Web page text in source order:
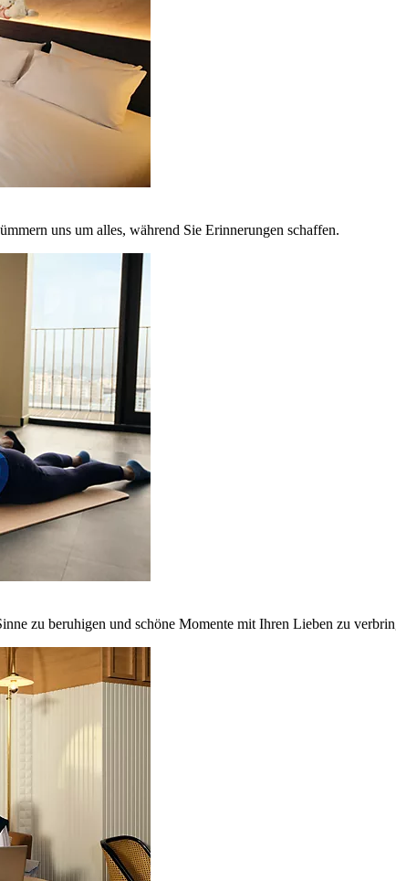
uns um alles, während Sie Erinnerungen schaffen.
zu beruhigen und schöne Momente mit Ihren Lieben zu